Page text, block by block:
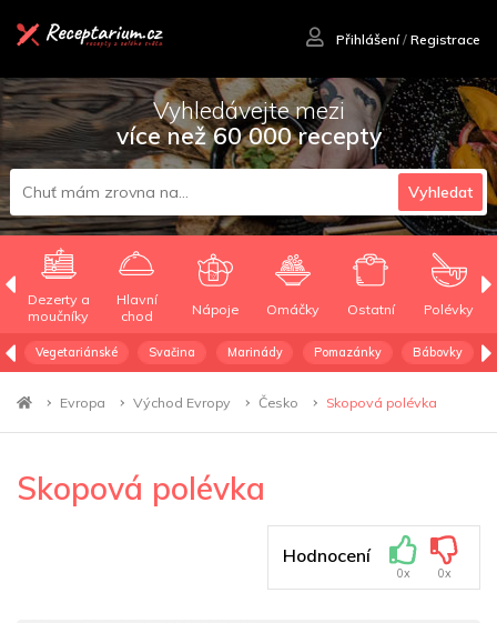
Přihlášení/ Registrace
Vyhledávejte mezi
více než 60 000 recepty
Vyhledat
Dezerty a
moučníky
Hlavní
chod
Nápoje Omáčky Ostatní Polévky
Vegetariánské Svačina Marinády Pomazánky Bábovky
Evropa Východ Evropy Česko Skopová polévka
Skopová polévka
Hodnocení
0x 0x